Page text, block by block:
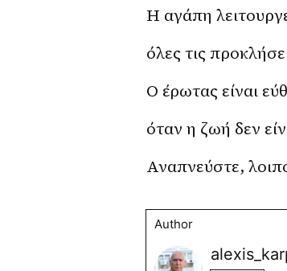
Η αγάπη
όλες τις
Ο έρωτας είναι
όταν η ζωή δεν
Αναπνεύστε,
Author